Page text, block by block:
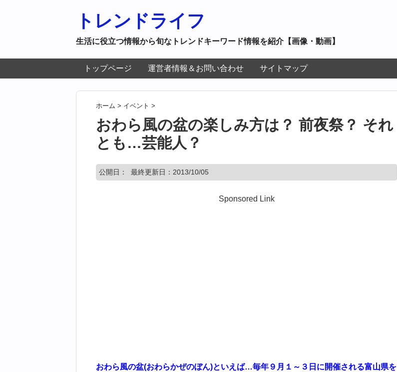
トレンドライフ
生活に役立つ情報から旬なトレンドキーワード情報を紹介【画像・動画】
トップページ 運営者情報＆お問い合わせ サイトマップ
ホーム > イベント >
おわら風の盆の楽しみ方は？ 前夜祭？ それ
とも…芸能人？
公開日： 最終更新日：2013/10/05
Sponsored Link
おわら風の盆(おわらかぜのぼん)といえば…毎年９月１～３日に開催される富山県を